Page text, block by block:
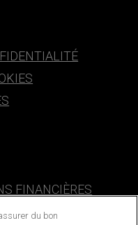
FINANCIÈRES
du bon